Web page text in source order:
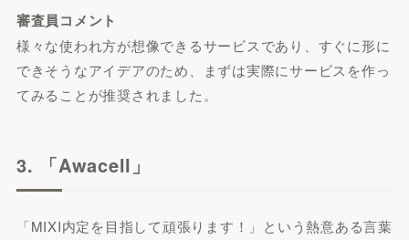
審査員コメント
様々な使われ方が想像できるサービスであり、すぐに形に
できそうなアイデアのため、まずは実際にサービスを作っ
てみることが推奨されました。
3. 「Awacell」
「MIXI内定を目指して頑張ります！」という熱意ある言葉